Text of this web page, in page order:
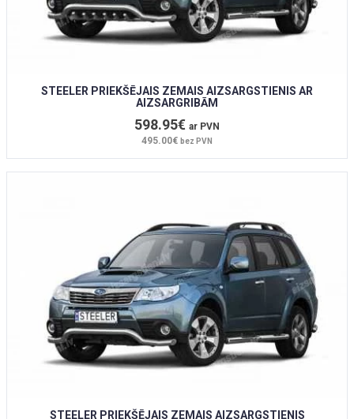
STEELER PRIEKŠĒJAIS ZEMAIS AIZSARGSTIENIS AR
AIZSARGRIBĀM
598.95€ ar PVN
495.00€ bez PVN
STEELER PRIEKŠĒJAIS ZEMAIS AIZSARGSTIENIS